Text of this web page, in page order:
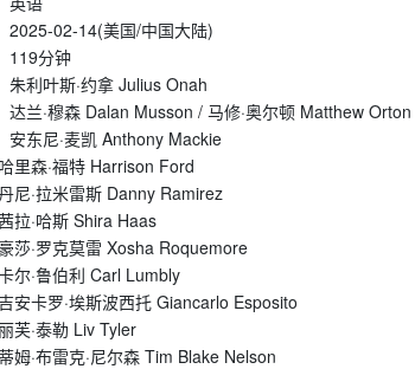
02-14(美国/中国大陆)
分钟
叶斯·约拿 Julius Onah
穆森 Dalan Musson / 马修·奥尔顿 Matthew Orton /
尼·麦凯 Anthony Mackie
特 Harrison Ford
雷斯 Danny Ramirez
斯 Shira Haas
莫雷 Xosha Roquemore
利 Carl Lumbly
埃斯波西托 Giancarlo Esposito
勒 Liv Tyler
克·尼尔森 Tim Blake Nelson